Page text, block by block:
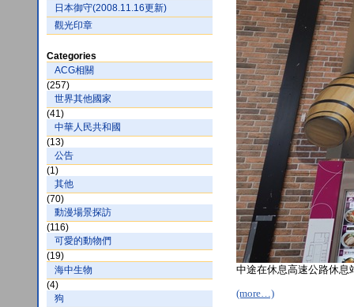
日本御守(2008.11.16更新)
觀光印章
Categories
ACG相關
(257)
世界其他國家
(41)
中華人民共和國
(13)
公告
(1)
其他
(70)
動漫場景探訪
(116)
可愛的動物們
(19)
海中生物
(4)
狗
中途在休息高速公路休息
(more…)